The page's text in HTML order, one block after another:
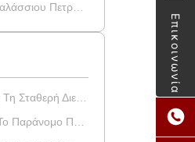
Επικοινωνία
Δοχείο Από Ανοξείδωτο Χάλυβα
Ελαφριά Θαλάσσια
Σε Φυγοκέντρωση